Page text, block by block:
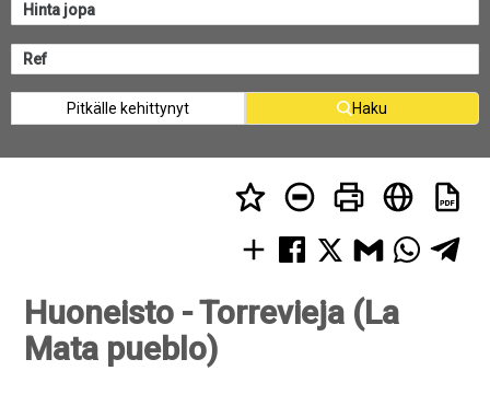
Pitkälle kehittynyt Haku
Huoneisto - Torrevieja (La
Mata pueblo)